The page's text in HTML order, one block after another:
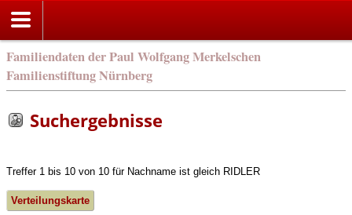
Familiendaten der Paul Wolfgang Merkelschen
Familienstiftung Nürnberg
Suchergebnisse
Treffer 1 bis 10 von 10 für Nachname ist gleich RIDLER
Verteilungskarte